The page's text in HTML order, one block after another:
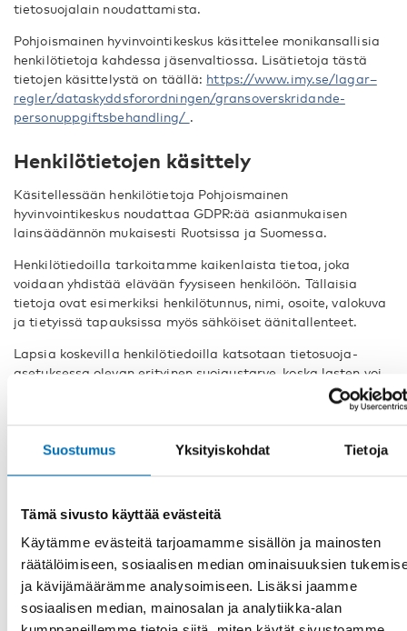
Suostumus Yksityiskohdat Tietoja
Tämä sivusto käyttää evästeitä
Käytämme evästeitä tarjoamamme sisällön ja mainosten
räätälöimiseen, sosiaalisen median ominaisuuksien
ja kävijämäärämme analysoimiseen. Lisäksi jaamme
sosiaalisen median, mainosalan ja analytiikka-alan
tietosuojalain noudattamista.
Pohjoismainen hyvinvointikeskus käsittelee monikansallisia
henkilötietoja kahdessa jäsenvaltiossa. Lisätietoja tästä
tietojen käsittelystä on täällä: https://www.imy.se/lagar–
regler/dataskyddsforordningen/gransoverskridande-
personuppgiftsbehandling/ .
Henkilötietojen käsittely
Käsitellessään henkilötietoja Pohjoismainen
hyvinvointikeskus noudattaa GDPR:ää asianmukaisen
lainsäädännön mukaisesti Ruotsissa ja Suomessa.
Henkilötiedoilla tarkoitamme kaikenlaista tietoa, joka
voidaan yhdistää elävään fyysiseen henkilöön. Tällaisia
tietoja ovat esimerkiksi henkilötunnus, nimi, osoite, valokuva
ja tietyissä tapauksissa myös sähköiset äänitallenteet.
Lapsia koskevilla henkilötiedoilla katsotaan tietosuoja-
asetuksessa olevan erityinen suojaustarve, koska lasten voi
olla vaikeampi arvioida tietojensa luovuttamiseen liittyviä
riskejä ja ymmärtää, mitä tietojensa suojaukseen liittyviä
oikeuksia heillä on. Kuten aikuistenkin tapauksessa, myös
lasten henkilötietojen käsittely edellyttää oikeudellista eli
laillisia tarkoituksia varten. Tiettyyn nimenomaiseen
tarkoitukseen kerättyjä tietoja ei siis voida käyttää
kokonaan toisiin tarkoituksiin.
Pidämme rekisteriä henkilötietojen käsittelyä sisältävistä
pysyvistä tietokannoista. Rekisteristä käy ilmi, kuka
Pohjoismaisessa hyvinvointikeskuksessa on kunkin rekisterin